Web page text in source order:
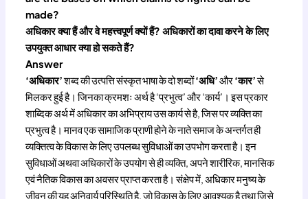
made?
अधिकार क्या हैं और वे महत्त्वपूर्ण क्यों हैं? अधिकारों का दावा करने के लिए
उपयुक्त आधार क्या हो सकते हैं?
Answer
‘अधिकार’शब्द की उत्पत्ति संस्कृत भाषा के दो शब्दों‘अधि’और‘कार’से
मिलकर हुई है। जिनका क्रमशः अर्थ है ‘प्रभुत्व’ और ‘कार्य’। इस प्रकार
शाब्दिक अर्थ में अधिकार का अभिप्राय उस कार्य से है, जिस पर व्यक्ति का
प्रभुत्व है। मानव एक सामाजिक प्राणी होने के नाते समाज के अन्तर्गत ही
व्यक्तित्व के विकास के लिए उपलब्ध सुविधाओं का उपभोग करता है। इन
सुविधाओं अथवा अधिकारों के उपयोग से ही व्यक्ति, अपने शारीरिक, मानसिक
एवं नैतिक विकास का अवसर प्राप्त करता है। संक्षेप में, अधिकार मनुष्य के
जीवन की यह अनिवार्य परिस्थिति है, जो विकास के लिए आवश्यक है तथा जिसे